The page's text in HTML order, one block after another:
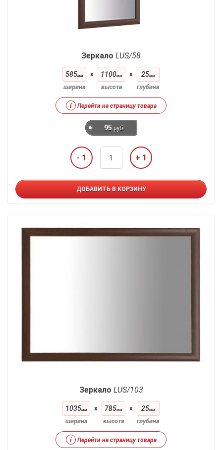
Зеркало LUS/58
585мм
ширина
x 1100мм
высота
x 25мм
глубина
i Перейти на страницу товара
95 руб.
- 1 + 1
ДОБАВИТЬ В КОРЗИНУ
Зеркало LUS/103
1035мм
ширина
x 785мм
высота
x 25мм
глубина
i Перейти на страницу товара